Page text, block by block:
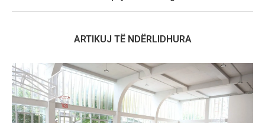
ARTIKUJ TË NDËRLIDHURA